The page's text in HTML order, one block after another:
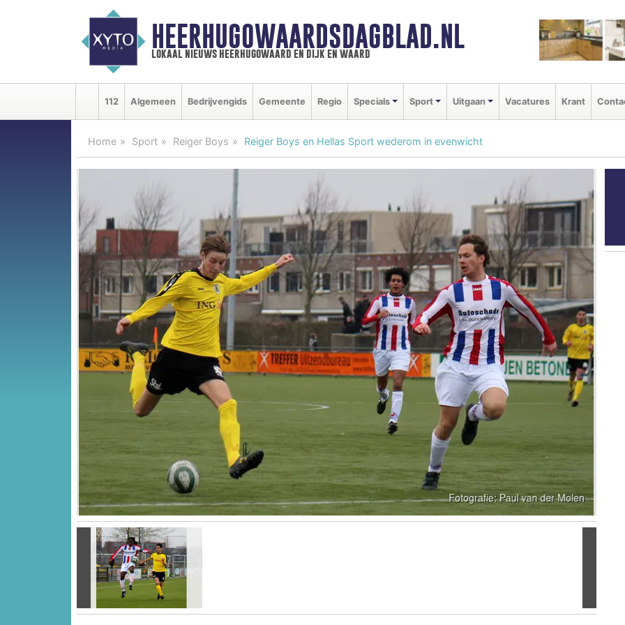
HEERHUGOWAARDSDAGBLAD.NL
lokaal nieuws heerhugowaard en dijk en waard
112 Algemeen Bedrijvengids Gemeente Regio Specials Sport Uitgaan Vacatures Krant
Home Sport Reiger Boys Reiger Boys en Hellas Sport wederom in evenwicht
Vorige